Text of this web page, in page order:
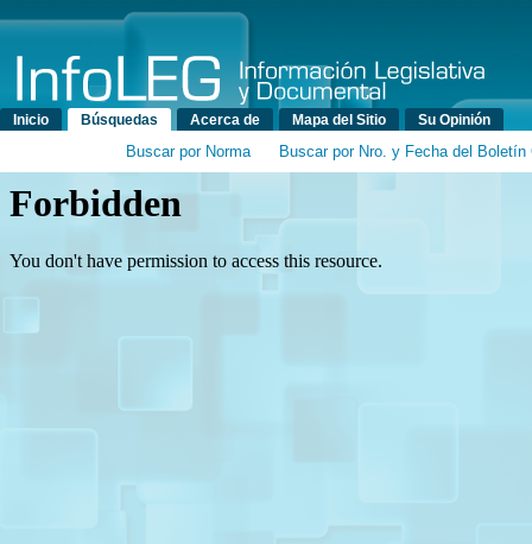
Menú principal
Inicio Búsquedas Acerca de Mapa del Sitio Su Opinión
Buscar por Norma Buscar por Nro. y Fecha del Boletín